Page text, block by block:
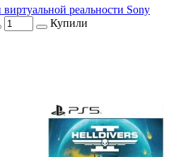
реальности Sony
Купили